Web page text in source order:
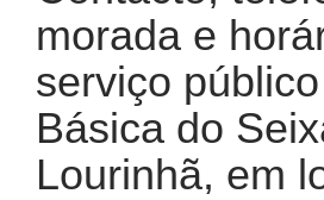
morada e
serviço
Básica do
Lourinhã, em